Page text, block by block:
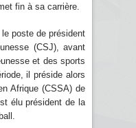
fin à sa carrière.
poste de président
(CSJ), avant
et des sports
il préside alors
Afrique (CSSA) de
élu président de la